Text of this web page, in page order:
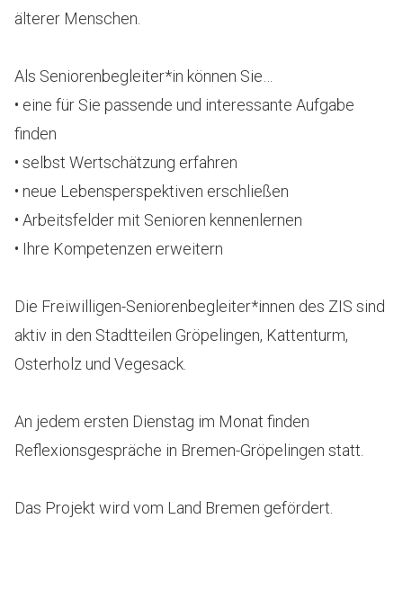
älterer Menschen.
Als Seniorenbegleiter*in können Sie…
• eine für Sie passende und interessante Aufgabe
finden
• selbst Wertschätzung erfahren
• neue Lebensperspektiven erschließen
• Arbeitsfelder mit Senioren kennenlernen
• Ihre Kompetenzen erweitern
Die Freiwilligen-Seniorenbegleiter*innen des ZIS sind
aktiv in den Stadtteilen Gröpelingen, Kattenturm,
Osterholz und Vegesack.
An jedem ersten Dienstag im Monat finden
Reflexionsgespräche in Bremen-Gröpelingen statt.
Das Projekt wird vom Land Bremen gefördert.